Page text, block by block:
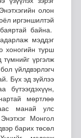
олон
иргэншилтэй
байна.
мэддэг
хоногийн турш
үргэлж
үйлдвэрлэгч
Бүх эд зүйлээ
бүтээгдэхүүн,
мөртлөө
манай улс
Монгол
барих төсөл